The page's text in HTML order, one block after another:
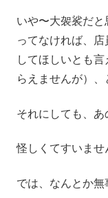
いや〜大袈裟だ
ってなければ、
してほしいとも
らえませんが）
それにしても、
怪しくてすいませ
では、なんとか無